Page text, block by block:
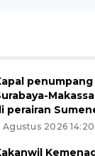
perairan
Agustus 2026 14:20